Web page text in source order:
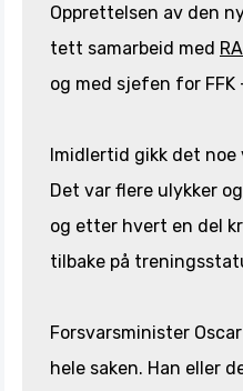
Opprettelsen av den
tett samarbeid med
og med sjefen for FFK
Imidlertid gikk det
Det var flere ulykker
og etter hvert en del
tilbake på
Forsvarsminister
hele saken. Han eller